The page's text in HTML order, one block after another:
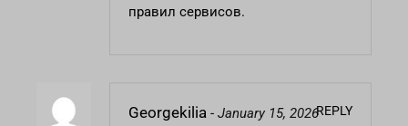
правил сервисов.
Georgekilia - January 15, 2026REPLY